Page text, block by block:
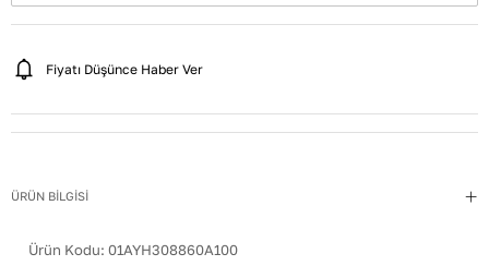
Fiyatı Düşünce Haber Ver
ÜRÜN BİLGİSİ
Ürün Kodu: 01AYH308860A100